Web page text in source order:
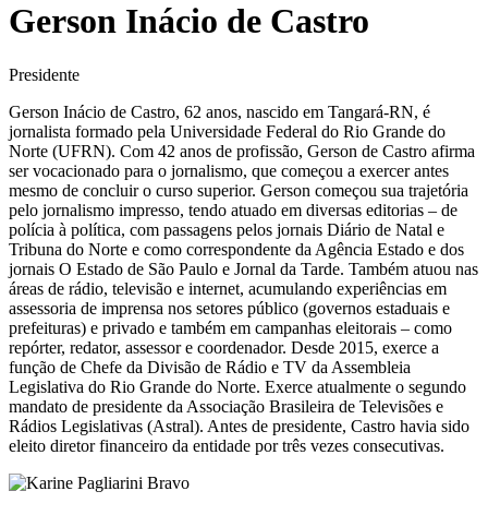
Gerson Inácio de Castro
Presidente
Gerson Inácio de Castro, 62 anos, nascido em Tangará-RN, é
jornalista formado pela Universidade Federal do Rio Grande do
Norte (UFRN). Com 42 anos de profissão, Gerson de Castro afirma
ser vocacionado para o jornalismo, que começou a exercer antes
mesmo de concluir o curso superior. Gerson começou sua trajetória
pelo jornalismo impresso, tendo atuado em diversas editorias – de
polícia à política, com passagens pelos jornais Diário de Natal e
Tribuna do Norte e como correspondente da Agência Estado e dos
jornais O Estado de São Paulo e Jornal da Tarde. Também atuou nas
áreas de rádio, televisão e internet, acumulando experiências em
assessoria de imprensa nos setores público (governos estaduais e
prefeituras) e privado e também em campanhas eleitorais – como
repórter, redator, assessor e coordenador. Desde 2015, exerce a
função de Chefe da Divisão de Rádio e TV da Assembleia
Legislativa do Rio Grande do Norte. Exerce atualmente o segundo
mandato de presidente da Associação Brasileira de Televisões e
Rádios Legislativas (Astral). Antes de presidente, Castro havia sido
eleito diretor financeiro da entidade por três vezes consecutivas.